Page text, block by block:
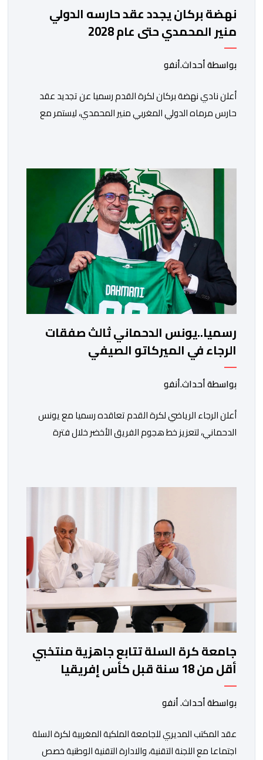
نهضة بركان يجدد عقد حارسه الدولي
منير المحمدي حتى عام 2028
بواسطة أحداث.أنفو
​أعلن نادي نهضة بركان لكرة القدم رسميا عن تجديد عقد
حارس مرماه الدولي المغربي منير المحمدي، ليستمر مع
الاجتماعي، مصحوبا بعبارة “الرحلة مستمرة”، في إشارة إلى
رغبة الإدارة في الحفاظ على ركائز الفريق والتعزيز من
استقراره الفني […]
رسميا..يونس الدحماني ثالث صفقات
الرجاء في الميركاتو الصيفي
بواسطة أحداث.أنفو
أعلن الرجاء الرياضي لكرة القدم تعاقده رسميا مع يونس
الدحماني، لتعزيز خط هجوم الفريق الأخضر خلال فترة
الطاقم التقني للرجاء لتقديم الإضافة المرجوة في
أداء لافت قدمه اللاعب برفقة اتحاد […]
جامعة كرة السلة تتابع جاهزية منتخبي
أقل من 18 سنة قبل كأس إفريقيا
بواسطة أحداث. أنفو
عقد المكتب المديري للجامعة الملكية المغربية لكرة السلة
اجتماعا مع اللجنة التقنية، والادارة التقنية الوطنية خصص